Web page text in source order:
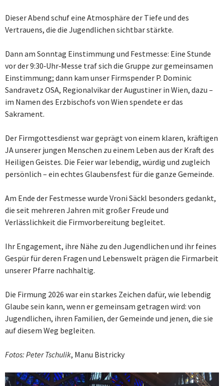
Dieser Abend schuf eine Atmosphäre der Tiefe und des
Vertrauens, die die Jugendlichen sichtbar stärkte.
Dann am Sonntag Einstimmung und Festmesse: Eine Stunde
vor der 9:30‑Uhr‑Messe traf sich die Gruppe zur gemeinsamen
Einstimmung; dann kam unser Firmspender P. Dominic
Sandravetz OSA, Regionalvikar der Augustiner in Wien, dazu –
im Namen des Erzbischofs von Wien spendete er das
Sakrament.
Der Firmgottesdienst war geprägt von einem klaren, kräftigen
JA unserer jungen Menschen zu einem Leben aus der Kraft des
Heiligen Geistes. Die Feier war lebendig, würdig und zugleich
persönlich – ein echtes Glaubensfest für die ganze Gemeinde.
Am Ende der Festmesse wurde Vroni Säckl besonders gedankt,
die seit mehreren Jahren mit großer Freude und
Verlässlichkeit die Firmvorbereitung begleitet.
Ihr Engagement, ihre Nähe zu den Jugendlichen und ihr feines
Gespür für deren Fragen und Lebenswelt prägen die Firmarbeit
unserer Pfarre nachhaltig.
Die Firmung 2026 war ein starkes Zeichen dafür, wie lebendig
Glaube sein kann, wenn er gemeinsam getragen wird: von
Jugendlichen, ihren Familien, der Gemeinde und jenen, die sie
auf diesem Weg begleiten.
Fotos: Peter Tschulik, Manu Bistricky